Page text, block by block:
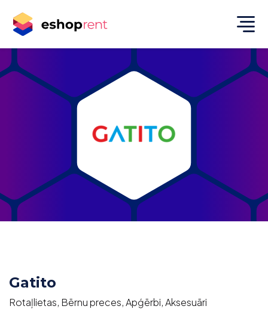
Gatito
Rotaļlietas, Bērnu preces, Apģērbi, Aksesuāri